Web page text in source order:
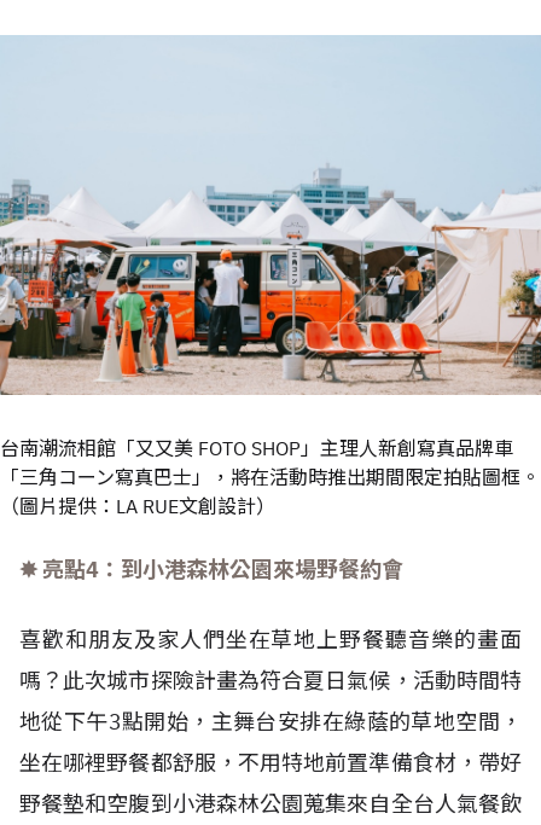
台南潮流相館「又又美 FOTO SHOP」主理人新創寫真品牌車
「三角コーン寫真巴士」，將在活動時推出期間限定拍貼圖框。
（圖片提供：LA RUE文創設計）
✸ 亮點4：到小港森林公園來場野餐約會
喜歡和朋友及家人們坐在草地上野餐聽音樂的畫面
嗎？此次城市探險計畫為符合夏日氣候，活動時間特
地從下午3點開始，主舞台安排在綠蔭的草地空間，
坐在哪裡野餐都舒服，不用特地前置準備食材，帶好
野餐墊和空腹到小港森林公園蒐集來自全台人氣餐飲